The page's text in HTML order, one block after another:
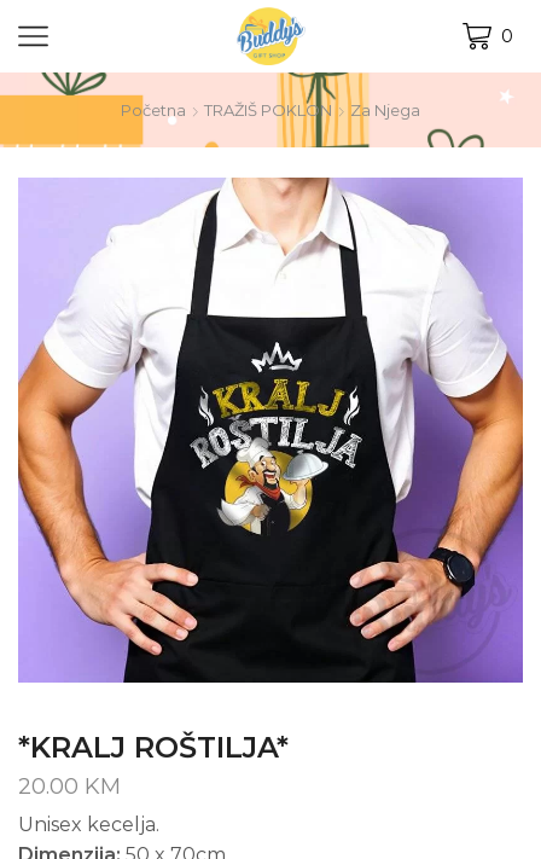
0
Početna TRAŽIŠ POKLON Za Njega
*KRALJ ROŠTILJA*
20.00 KM
Unisex kecelja.